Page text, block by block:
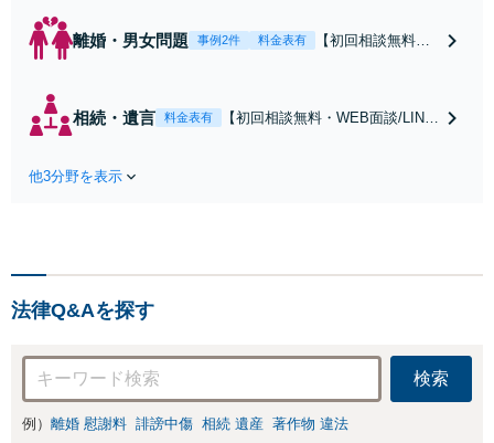
離婚・男女問題 事例2件 料金表有
【初回相談無料・
倫の早期解決】
相続・遺言 料金表有
【初回相談無料・WEB面談/LINE
【地域密着】
他3分野を表示
法律Q&Aを探す
検索
例） 離婚 慰謝料 誹謗中傷 相続 遺産 著作物 違法